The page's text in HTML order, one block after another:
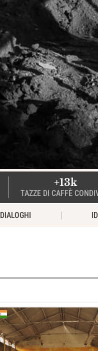
+13k
TAZZE DI CAFFÈ
DIALOGHI